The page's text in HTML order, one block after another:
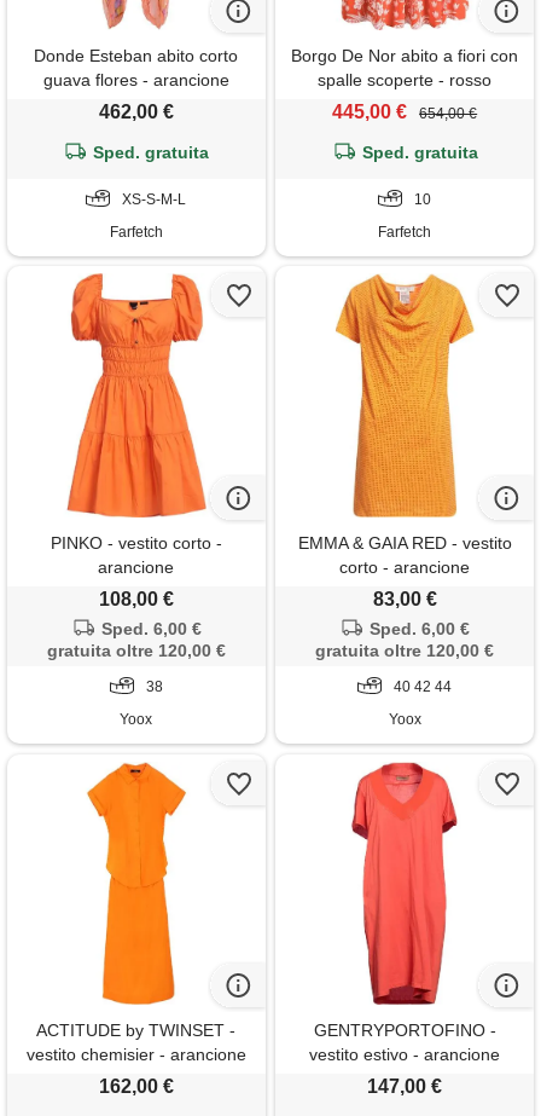
Donde Esteban abito corto
guava flores - arancione
462,00 €
Sped. gratuita
XS-S-M-L
Farfetch
Borgo De Nor abito a fiori con
spalle scoperte - rosso
445,00 € 654,00 €
Sped. gratuita
10
Farfetch
PINKO - vestito corto -
arancione
108,00 €
Sped. 6,00 €
gratuita oltre 120,00 €
38
Yoox
EMMA & GAIA RED - vestito
corto - arancione
83,00 €
Sped. 6,00 €
gratuita oltre 120,00 €
40 42 44
Yoox
ACTITUDE by TWINSET -
vestito chemisier - arancione
162,00 €
GENTRYPORTOFINO -
vestito estivo - arancione
147,00 €